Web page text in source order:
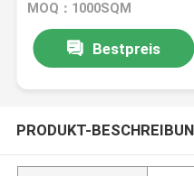
MOQ：1000SQM
Bestpreis
PRODUKT-